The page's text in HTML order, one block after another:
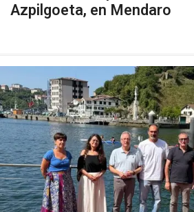
Azpilgoeta, en Mendaro